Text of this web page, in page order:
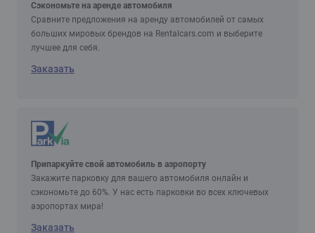
Сэкономьте на аренде автомобиля
Сравните предложения на аренду автомобилей от самых
больших мировых брендов на Rentalcars.com и выберите
лучшее для себя.
Заказать
Припаркуйте свой автомобиль в аэропорту
Закажите парковку для вашего автомобиля онлайн и
сэкономьте до 60%. У нас есть парковки во всех ключевых
аэропортах мира!
Заказать